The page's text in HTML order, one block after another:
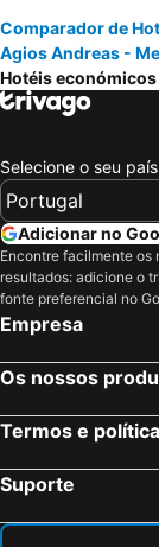
Comparador de
Agios Andreas -
Hotéis
Selecione o seu país
Adicionar no
Encontre facilmente os
resultados: adicione o
fonte preferencial no
Empresa
Os nossos
Termos e
Suporte